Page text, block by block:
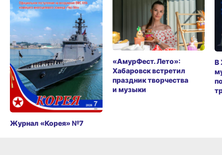
Журнал «Корея» №7
«АмурФест. Лето»:
Хабаровск встретил
праздник творчества
и музыки
В